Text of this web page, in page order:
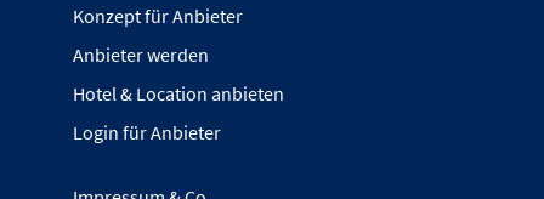
Konzept für Anbieter
Anbieter werden
Hotel & Location anbieten
Login für Anbieter